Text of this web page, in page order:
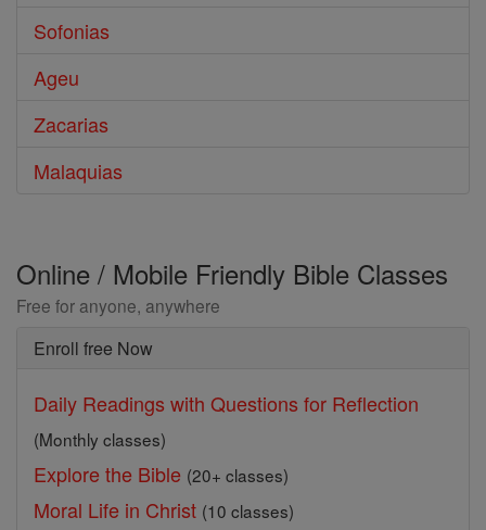
Sofonias
Ageu
Zacarias
Malaquias
Online / Mobile Friendly Bible Classes
Free for anyone, anywhere
Enroll free Now
Daily Readings with Questions for Reflection
(Monthly classes)
Explore the Bible (20+ classes)
Moral Life in Christ (10 classes)